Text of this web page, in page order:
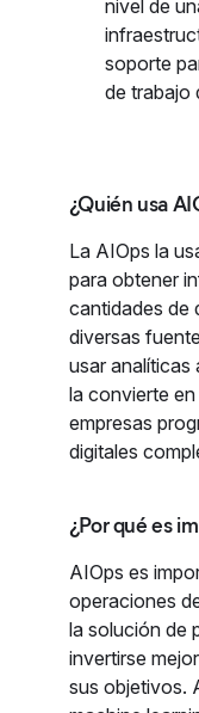
nivel de
soporte
de trabajo
¿Quién usa
La AIOps la
para obtener
cantidades de
diversas
usar analíticas
la convierte
empresas
digitales
¿Por qué es
AIOps es
operaciones
la solución de
invertirse
sus objetivos.